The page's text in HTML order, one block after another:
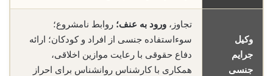
وکیل
جرایم
جنسی
تجاوز، ورود به عنف؛ روابط نامشروع؛
سوءاستفاده جنسی از افراد و کودکان؛ ارائه
دفاع حقوقی با رعایت موازین اخلاقی،
همکاری با کارشناس روانشناس برای احراز